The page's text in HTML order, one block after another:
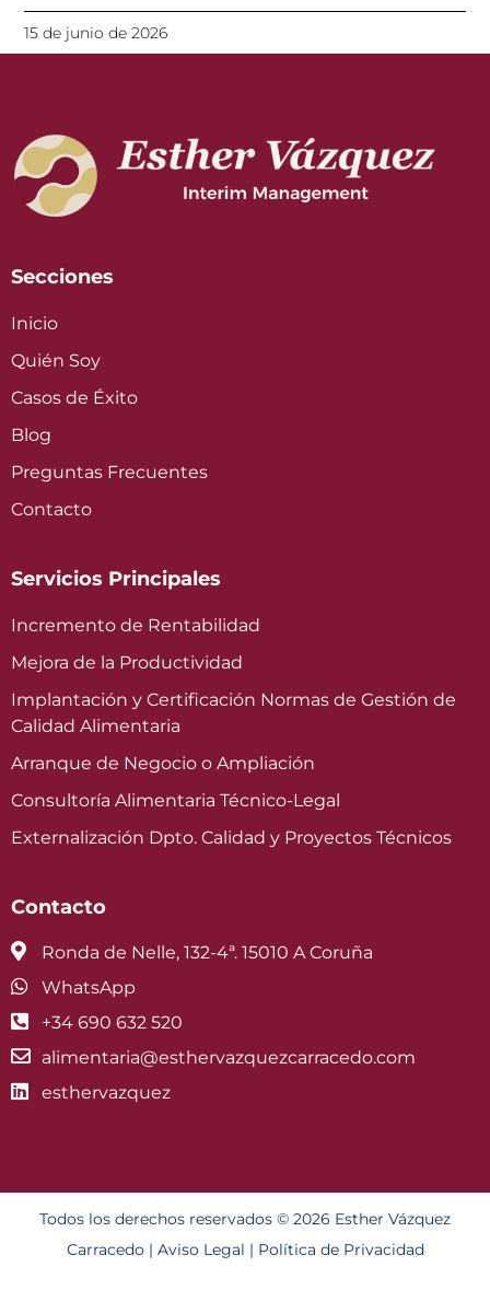
15 de junio de 2026
Secciones
Inicio
Quién Soy
Casos de Éxito
Blog
Preguntas Frecuentes
Contacto
Servicios Principales
Incremento de Rentabilidad
Mejora de la Productividad
Implantación y Certificación Normas de Gestión de
Calidad Alimentaria
Arranque de Negocio o Ampliación
Consultoría Alimentaria Técnico-Legal
Externalización Dpto. Calidad y Proyectos Técnicos
Contacto
Ronda de Nelle, 132-4ª. 15010 A Coruña
WhatsApp
+34 690 632 520
alimentaria@esthervazquezcarracedo.com
esthervazquez
Todos los derechos reservados © 2026 Esther Vázquez
Carracedo | Aviso Legal | Política de Privacidad